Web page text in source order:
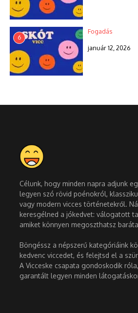
6
Fogadás
január 12, 2026
Célunk, hogy minden napra adjunk
legyen szó rövid poénokról,
vagy modern vicces történetekről.
keresgélned a jókedvet: válogatott
amiket könnyen megoszthatsz
Böngéssz a népszerű kategóriáink
kedvenc viccedet, és felejtsd el a
A Vicceske csapata gondoskodik
garantált legyen minden